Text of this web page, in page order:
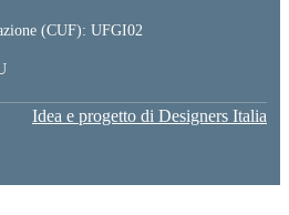
(CUF): UFGI02
Idea e progetto di Designers Italia